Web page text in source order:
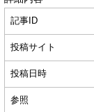
記事ID
投稿サイト
投稿日時
参照